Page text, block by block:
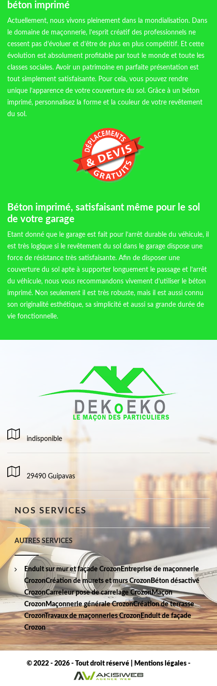
béton imprimé
Actuellement, nous vivons pleinement dans la mondialisation. Dans
le domaine de maçonnerie, l’esprit créatif des professionnels ne
cessent pas d’évoluer et d’être de plus en plus compétitif. Et cette
évolution est absolument profitable par tout le monde et toute les
classes sociales. Avoir un patrimoine en parfaite présentation est
tout simplement satisfaisante. Pour cela, vous pouvez rendre
unique l’apparence de votre couverture du sol. Grâce à un béton
imprimé, personnalisez la forme et la couleur de votre revêtement
du sol.
Béton imprimé, satisfaisant même pour le sol
de votre garage
Etant donné que le garage est fait pour l’arrêt durable du véhicule, il
est très logique si le revêtement du sol dans le garage dispose une
force de résistance très satisfaisante. Afin de disposer une
couverture du sol apte à supporter longuement le passage et l’arrêt
du véhicule, nous vous recommandons vivement d’utiliser le béton
imprimé. Non seulement il est très robuste, mais il est aussi connu
son originalité esthétique, sa simplicité et aussi sa grande durée de
vie fonctionnelle.
indisponible
29490 Guipavas
NOS SERVICES
AUTRES SERVICES
Enduit sur mur et façade CrozonEntreprise de maçonnerie
CrozonCréation de murets et murs Crozon Béton désactivé
CrozonCarreleur pose de carrelage CrozonMaçon
Crozon Maçonnerie générale CrozonCréation de terrasse
CrozonTravaux de maçonneries CrozonEnduit de façade
Crozon
© 2022 - 2026 - Tout droit réservé | Mentions légales -